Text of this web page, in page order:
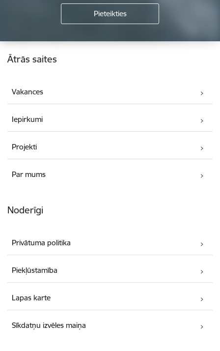
Kājene
Ātrās saites
Vakances
Iepirkumi
Projekti
Par mums
Noderīgi
Privātuma politika
Piekļūstamība
Lapas karte
Sīkdatņu izvēles maiņa